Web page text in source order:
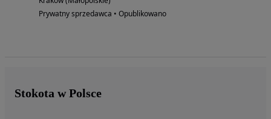
Prywatny sprzedawca • Opublikowano
Stokota w Polsce